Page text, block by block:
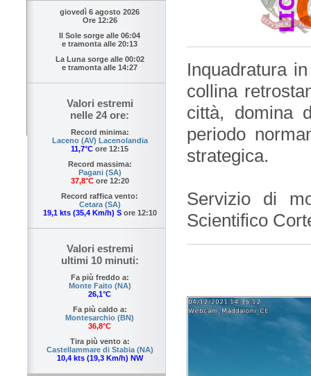
giovedì 6 agosto 2026
Ore 12:26
Il Sole sorge alle 06:04
e tramonta alle 20:13
La Luna sorge alle 00:02
e tramonta alle 14:27
Valori estremi
nelle 24 ore:
Record minima:
Laceno (AV) Lacenolandia
11,7°C ore 12:15
Record massima:
Pagani (SA)
37,8°Core 12:20
Record raffica vento:
Cetara (SA)
19,1 kts (35,4 Km/h) Sore 12:10
Valori estremi
ultimi 10 minuti:
Fa più freddo a:
Monte Faito (NA)
26,1°C
Fa più caldo a:
Montesarchio (BN)
36,8°C
Tira più vento a:
Castellammare di Stabia (NA)
10,4 kts (19,3 Km/h) NW
Inquadratura
collina
città, domina
periodo
strategica.
Servizio di
Scientifico